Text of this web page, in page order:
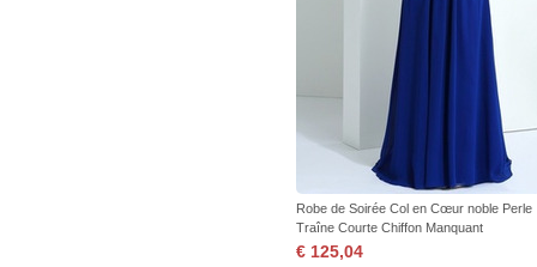
Robe de Soirée Col en Cœur noble Perle
Traîne Courte Chiffon Manquant
€ 125,04